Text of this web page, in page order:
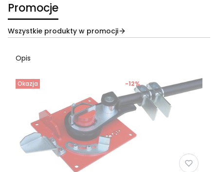
Promocje
Wszystkie produkty w promocji
Opis
Okazja -12%